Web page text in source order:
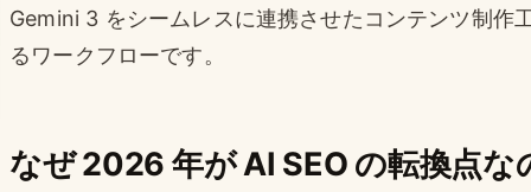
Gemini 3 をシームレスに連携させたコンテンツ制作
るワークフローです。
なぜ 2026 年が AI SEO の転換点な